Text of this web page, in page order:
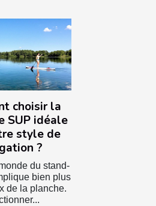
choisir la
SUP idéale
style de
?
du stand-
bien plus
de la planche.